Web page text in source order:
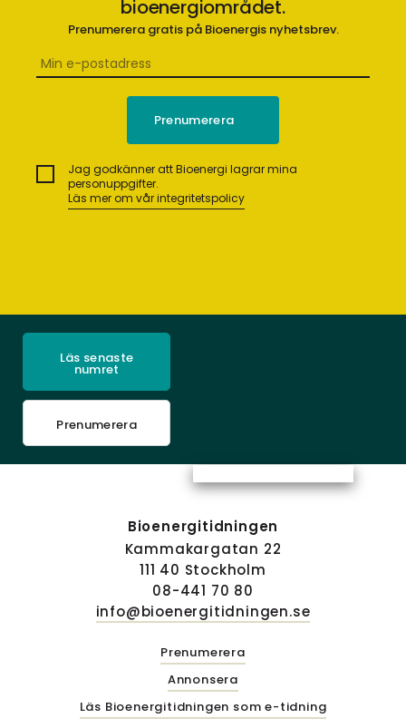
bioenergiområdet.
Prenumerera gratis på Bioenergis nyhetsbrev.
Jag godkänner att Bioenergi lagrar mina
personuppgifter.
Läs mer om vår integritetspolicy
Läs senaste
numret
Prenumerera
Bioenergitidningen
Kammakargatan 22
111 40 Stockholm
08-441 70 80
info@bioenergitidningen.se
Prenumerera
Annonsera
Läs Bioenergitidningen som e-tidning